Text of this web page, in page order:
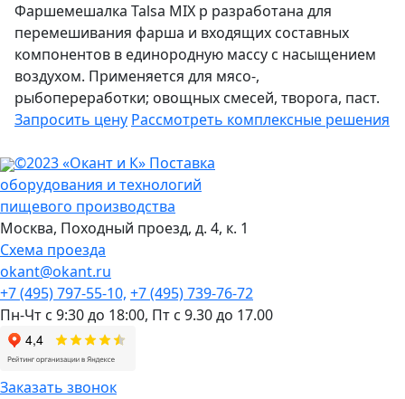
Фаршемешалка Talsa MIX p разработана для
перемешивания фарша и входящих составных
компонентов в единородную массу с насыщением
воздухом. Применяется для мясо-,
рыбопереработки; овощных смесей, творога, паст.
Запросить цену Рассмотреть комплексные решения
©2023 «Окант и К» Поставка
оборудования и технологий
пищевого производства
Москва, Походный проезд, д. 4, к. 1
Схема проезда
okant@okant.ru
+7 (495) 797-55-10, +7 (495) 739-76-72
Пн-Чт с 9:30 до 18:00, Пт с 9.30 до 17.00
Заказать звонок